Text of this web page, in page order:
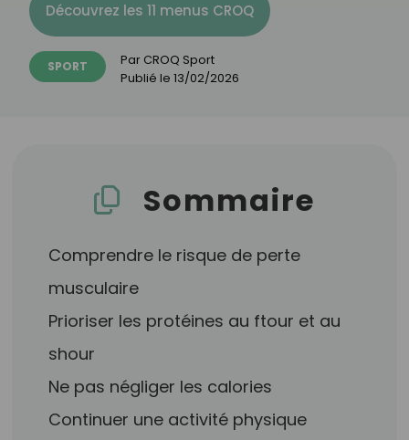
Découvrez les 11 menus CROQ
SPORT Par CROQ Sport
Publié le 13/02/2026
Sommaire
Comprendre le risque de perte
musculaire
Prioriser les protéines au ftour et au
shour
Ne pas négliger les calories
Continuer une activité physique